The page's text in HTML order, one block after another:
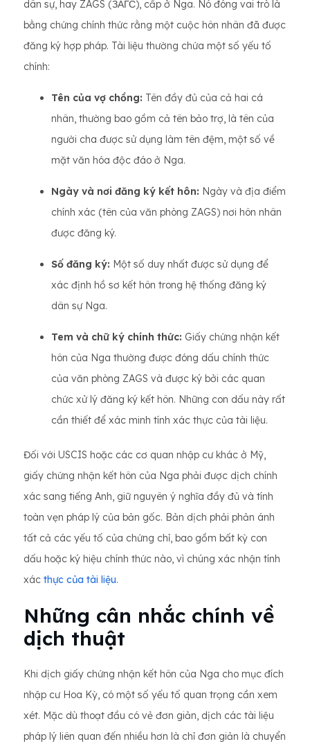
dân sự, hay ZAGS (ЗАГС), cấp ở Nga. Nó đóng vai trò là
bằng chứng chính thức rằng một cuộc hôn nhân đã được
đăng ký hợp pháp. Tài liệu thường chứa một số yếu tố
chính:
Tên của vợ chồng: Tên đầy đủ của cả hai cá
nhân, thường bao gồm cả tên bảo trợ, là tên của
người cha được sử dụng làm tên đệm, một số về
mặt văn hóa độc đáo ở Nga.
Ngày và nơi đăng ký kết hôn: Ngày và địa điểm
chính xác (tên của văn phòng ZAGS) nơi hôn nhân
được đăng ký.
Số đăng ký: Một số duy nhất được sử dụng để
xác định hồ sơ kết hôn trong hệ thống đăng ký
dân sự Nga.
Tem và chữ ký chính thức: Giấy chứng nhận kết
hôn của Nga thường được đóng dấu chính thức
của văn phòng ZAGS và được ký bởi các quan
chức xử lý đăng ký kết hôn. Những con dấu này rất
cần thiết để xác minh tính xác thực của tài liệu.
Đối với USCIS hoặc các cơ quan nhập cư khác ở Mỹ,
giấy chứng nhận kết hôn của Nga phải được dịch chính
xác sang tiếng Anh, giữ nguyên ý nghĩa đầy đủ và tính
toàn vẹn pháp lý của bản gốc. Bản dịch phải phản ánh
tất cả các yếu tố của chứng chỉ, bao gồm bất kỳ con
dấu hoặc ký hiệu chính thức nào, vì chúng xác nhận tính
xác thực của tài liệu.
Những cân nhắc chính về
dịch thuật
Khi dịch giấy chứng nhận kết hôn của Nga cho mục đích
nhập cư Hoa Kỳ, có một số yếu tố quan trọng cần xem
xét. Mặc dù thoạt đầu có vẻ đơn giản, dịch các tài liệu
pháp lý liên quan đến nhiều hơn là chỉ đơn giản là chuyển